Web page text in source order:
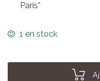
Paris”
1 en stock